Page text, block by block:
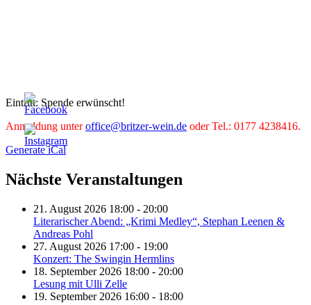
Eintritt: Spende erwünscht!
Anmeldung unteroffice@britzer-wein.de oder Tel.: 0177 4238416.
Generate iCal
Nächste Veranstaltungen
21. August 2026 18:00 - 20:00
Literarischer Abend: „Krimi Medley“, Stephan Leenen &
Andreas Pohl
27. August 2026 17:00 - 19:00
Konzert: The Swingin Hermlins
18. September 2026 18:00 - 20:00
Lesung mit Ulli Zelle
19. September 2026 16:00 - 18:00